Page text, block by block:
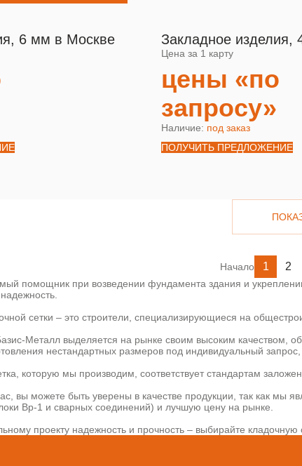
6 мм в Москве Закладное
Цена за 1 карту
цены «по
запросу»
Наличие: под заказ
ПОЛУЧИТЬ ПРЕДЛОЖЕНИЕ
Начало 1 2
помощник при возведении фундамента здания и
сетки – это строители, специализирующиеся на
Металл выделяется на рынке своим высоким качеством,
нестандартных размеров под индивидуальный
которую мы производим, соответствует стандартам
вы можете быть уверены в качестве продукции, так как мы
Вр-1 и сварных соединений) и лучшую цену на рынке.
проекту надежность и прочность – выбирайте кладочную